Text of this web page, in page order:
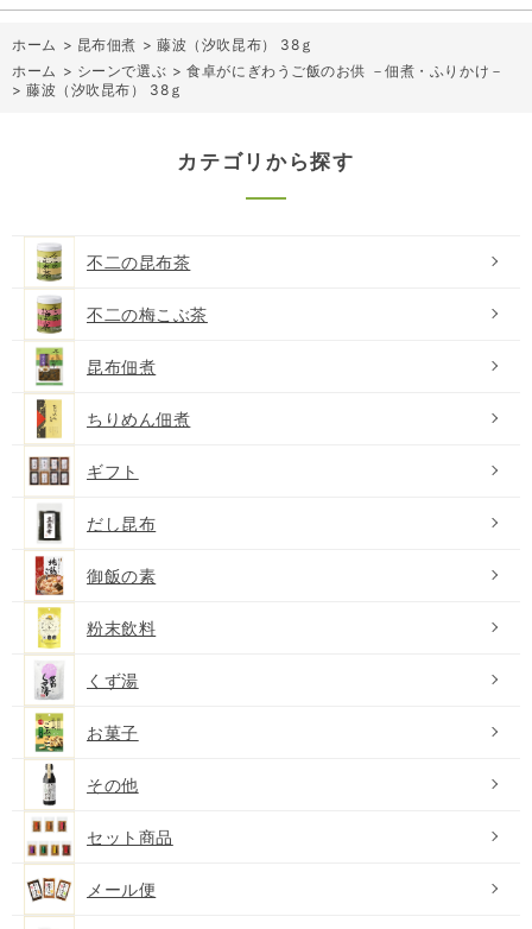
ホーム > 昆布佃煮 >藤波（汐吹昆布） 38ｇ
ホーム > シーンで選ぶ >食卓がにぎわうご飯のお供 －佃煮・ふりかけ－
>藤波（汐吹昆布） 38ｇ
カテゴリから探す
不二の昆布茶
不二の梅こぶ茶
昆布佃煮
ちりめん佃煮
ギフト
だし昆布
御飯の素
粉末飲料
くず湯
お菓子
その他
セット商品
メール便